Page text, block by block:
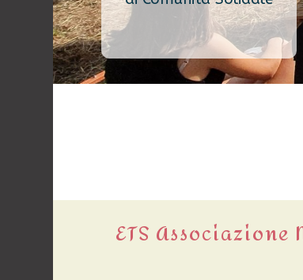
ETS Associazione